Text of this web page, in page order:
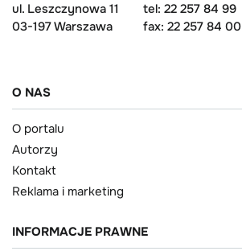
ul. Leszczynowa 11
03-197 Warszawa
tel: 22 257 84 99
fax: 22 257 84 00
O NAS
O portalu
Autorzy
Kontakt
Reklama i marketing
INFORMACJE PRAWNE